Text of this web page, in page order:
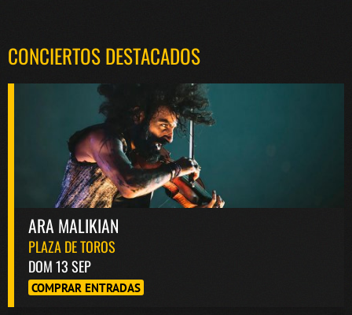
CONCIERTOS DESTACADOS
ARA MALIKIAN
PLAZA DE TOROS
DOM 13 SEP
COMPRAR ENTRADAS